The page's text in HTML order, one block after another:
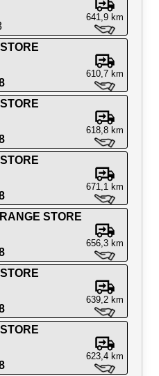
641,9 km
610,7 km
618,8 km
671,1 km
STORE
656,3 km
639,2 km
623,4 km